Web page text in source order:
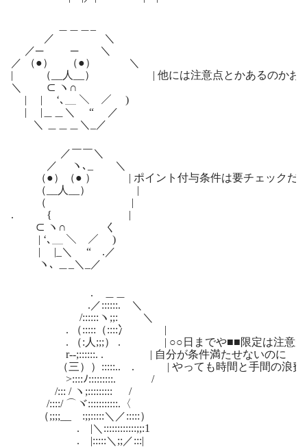
／ ＼
／─ ─ ＼
／ （●） （●） ＼
| （__人__） | 他には注意点とかあるのかお
＼ ⊂ ヽ∩
| | ‘､＿ ＼ ／ )
| |＿＿＼ “ ／
＼ ＿＿＿＼_／
／￣￣＼
／ ヽ､_ ＼
（●）（● ） | ポイント付与条件は要チェックだ
（__人__） |
（ |
. { |
⊂ ヽ∩ く
| ‘､＿ ＼ ／ )
| |_＼ “ .／
ヽ､ ＿_＼_／
. ＿＿
.／::::::. ＼
/::::::ヽ;;: ＼
. （:::::（::::冫 |
. （:人;;;） . | ○○日までや■■限定は注意が
r‐-;::::::. . | 自分が条件満たせないのに
（三））:::::.. . | やっても時間と手間の浪費に
>::::ﾉ:::::::::. /
/::: / ヽ;::::::::: /
/::::/ ⌒ヾ:::::::::::.〈
（;;;;__ゝ:;;:::::＼／:::::）
. |＼::::::::::::;;:1
. |:::::＼;;／:::|